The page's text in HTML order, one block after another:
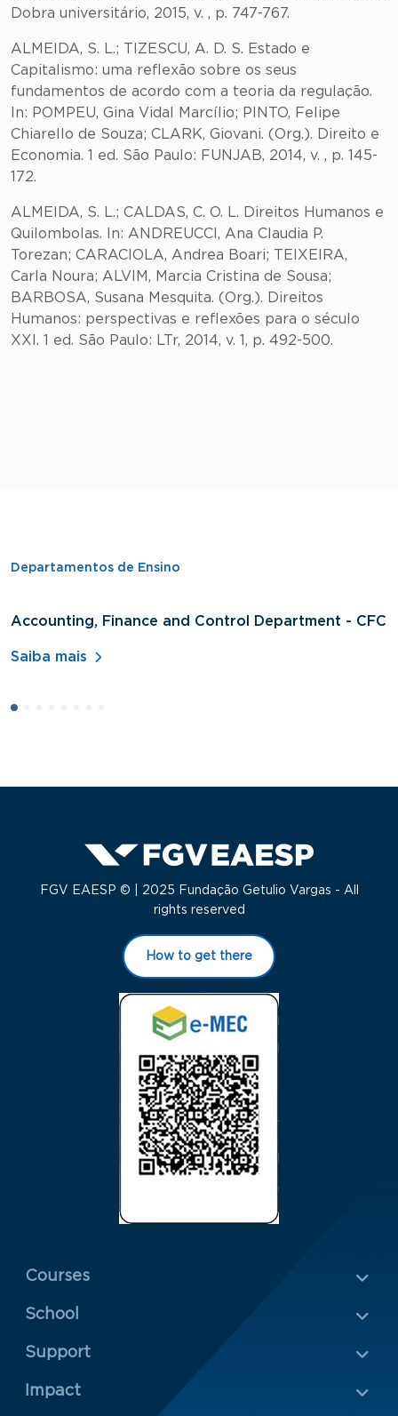
Dobra universitário, 2015, v. , p. 747-767.
ALMEIDA, S. L.; TIZESCU, A. D. S. Estado e
Capitalismo: uma reflexão sobre os seus
fundamentos de acordo com a teoria da regulação.
In: POMPEU, Gina Vidal Marcílio; PINTO, Felipe
Chiarello de Souza; CLARK, Giovani. (Org.). Direito e
Economia. 1 ed. São Paulo: FUNJAB, 2014, v. , p. 145-
172.
ALMEIDA, S. L.; CALDAS, C. O. L. Direitos Humanos e
Quilombolas. In: ANDREUCCI, Ana Claudia P.
Torezan; CARACIOLA, Andrea Boari; TEIXEIRA,
Carla Noura; ALVIM, Marcia Cristina de Sousa;
BARBOSA, Susana Mesquita. (Org.). Direitos
Humanos: perspectivas e reflexões para o século
XXI. 1 ed. São Paulo: LTr, 2014, v. 1, p. 492-500.
Departamentos de Ensino
Accounting, Finance and Control Department - CFC
Saiba mais
FGV EAESP © | 2025 Fundação Getulio Vargas - All
rights reserved
How to get there
Menu Rodapé 1
Courses
School
Rodapé 2
Support
Impact